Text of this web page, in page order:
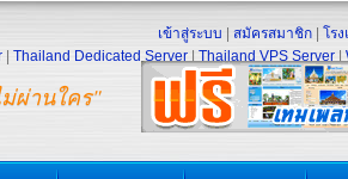
ผ่านใคร"
เข้าสู่ระบบ สมัครสมาชิก โร
Thailand Dedicated Server Thailand VPS Server